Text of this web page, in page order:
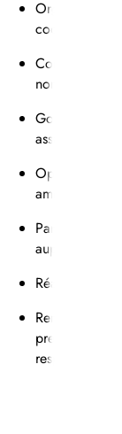
Organiser
coordonner
Contrôler la
normes
Goûter
Optimiser les
améliorations
Participer
auprès du
Réaliser les
Remplacer le
prenant des
responsabilité.